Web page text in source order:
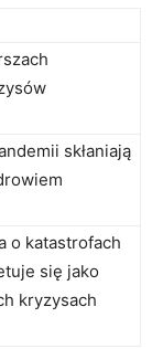
‌skłaniają
o‍ katastrofach
się jako
kryzysach